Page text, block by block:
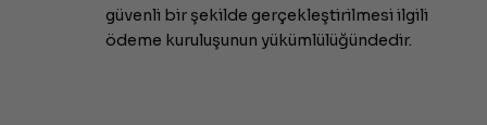
güvenli bir şekilde gerçekleştirilmesi ilgili
ödeme kuruluşunun yükümlülüğündedir.